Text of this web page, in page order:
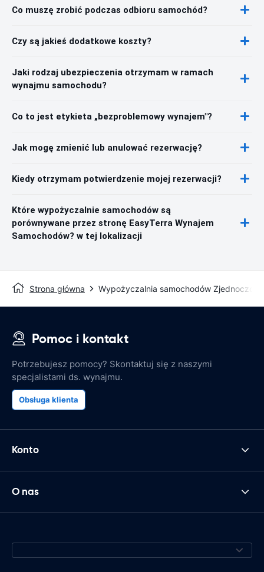
Co muszę zrobić podczas odbioru samochód?
Czy są jakieś dodatkowe koszty?
Jaki rodzaj ubezpieczenia otrzymam w ramach
wynajmu samochodu?
Co to jest etykieta „bezproblemowy wynajem"?
Jak mogę zmienić lub anulować rezerwację?
Kiedy otrzymam potwierdzenie mojej rezerwacji?
Które wypożyczalnie samochodów są
porównywane przez stronę EasyTerra Wynajem
Samochodów? w tej lokalizacji
Strona główna Wypożyczalnia samochodów
Pomoc i kontakt
Potrzebujesz pomocy? Skontaktuj się z naszymi
specjalistami ds. wynajmu.
Obsługa klienta
Konto
O nas